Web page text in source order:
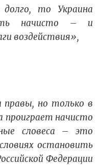
то Украина
начисто – и
воздействия»,
правы, но только в
начисто
словеса – это
остановить
Федерации